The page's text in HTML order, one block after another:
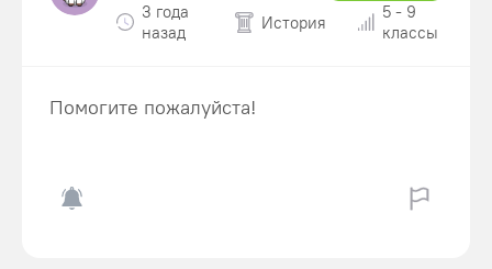
3 года
назад
История
5 - 9
классы
Помогите пожалуйста!